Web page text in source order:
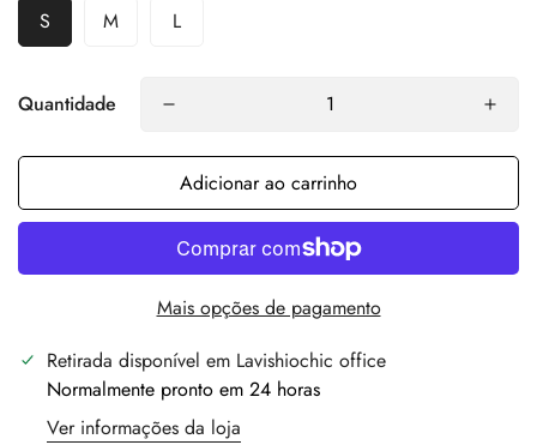
S M L
Quantidade
Adicionar ao carrinho
Mais opções de pagamento
Retirada disponível em Lavishiochic office
Normalmente pronto em 24 horas
Ver informações da loja